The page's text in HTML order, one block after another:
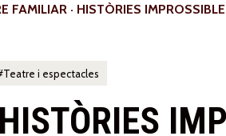
FAMILIAR · HISTÒRIES
Teatre i espectacles